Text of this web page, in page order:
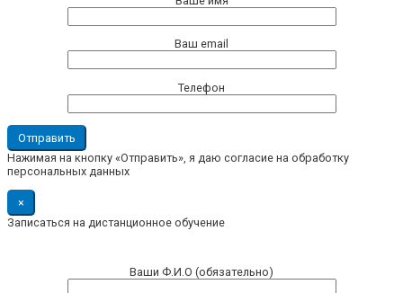
Ваш email
Телефон
Нажимая на кнопку «Отправить», я даю согласие на обработку
персональных данных
×
Записаться на дистанционное обучение
Ваши Ф.И.О (обязательно)